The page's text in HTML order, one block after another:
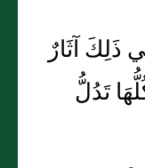
ذَلِكَ آثَارٌ
تَدُلُّ